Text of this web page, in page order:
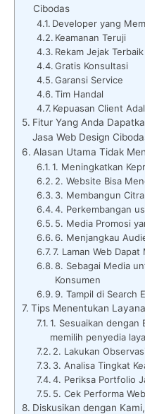
Cibodas
Developer yang
Keamanan Teruji
Rekam Jejak Terbaik
Gratis Konsultasi
Garansi Service
Tim Handal
Kepuasan Client
Fitur Yang Anda
Jasa Web Design
Alasan Utama Tidak
1. Meningkatkan
2. Website Bisa
3. Membangun
4. Perkembangan
5. Media Promosi
6. Menjangkau
7. Laman Web
8. Sebagai Media
Konsumen
9. Tampil di Search
Tips Menentukan
1. Sesuaikan dengan
memilih penyedia
2. Lakukan
3. Analisa Tingkat
4. Periksa Portfolio
5. Cek Performa Web
Diskusikan dengan